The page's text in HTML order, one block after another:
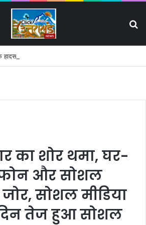
का शोर थमा, घर-
और सोशल
जोर, सोशल मीडिया
तेज हुआ सोशल